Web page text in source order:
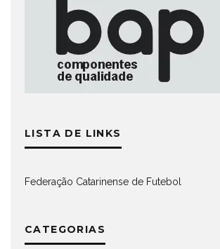
LISTA DE LINKS
Federação Catarinense de Futebol
CATEGORIAS